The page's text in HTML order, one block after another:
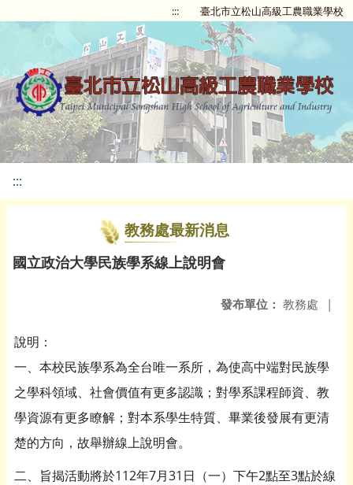
::: 臺北市立松山高級工農職業學校
:::
教務處最新消息
國立政治大學民族學系線上說明會
發布單位： 教務處 |
說明：
一、本校民族學系為全台唯一系所，為使高中端對民族學
之學科領域、社會價值有更多認識；對學系課程師資、教
學資源有更多瞭解；對本系學生特質、畢業後發展有更清
楚的方向，故舉辦線上說明會。
二、旨揭活動將於112年7月31日（一）下午2點至3點於線